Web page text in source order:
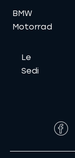
BMW
Motorrad
Le
Sedi